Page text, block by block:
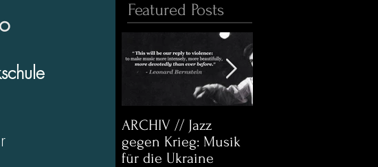
Featured Posts
ARCHIV // Jazz
gegen Krieg: Musik
für die Ukraine